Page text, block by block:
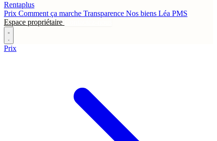
Rentaplus
Prix Comment ça marche Transparence Nos biens Léa PMS
Espace propriétaire
Prix